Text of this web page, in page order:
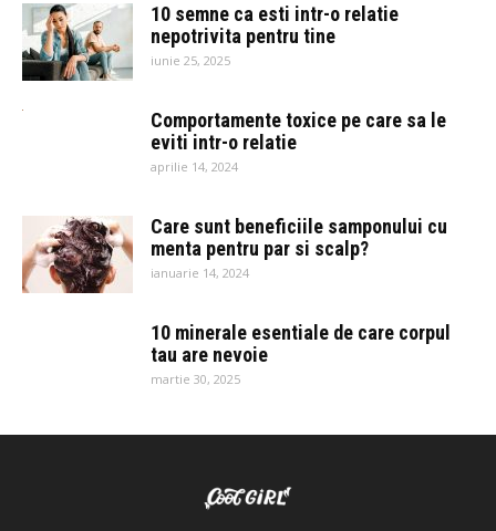
10 semne ca esti intr-o relatie
nepotrivita pentru tine
iunie 25, 2025
Comportamente toxice pe care sa le
eviti intr-o relatie
aprilie 14, 2024
Care sunt beneficiile samponului cu
menta pentru par si scalp?
ianuarie 14, 2024
10 minerale esentiale de care corpul
tau are nevoie
martie 30, 2025